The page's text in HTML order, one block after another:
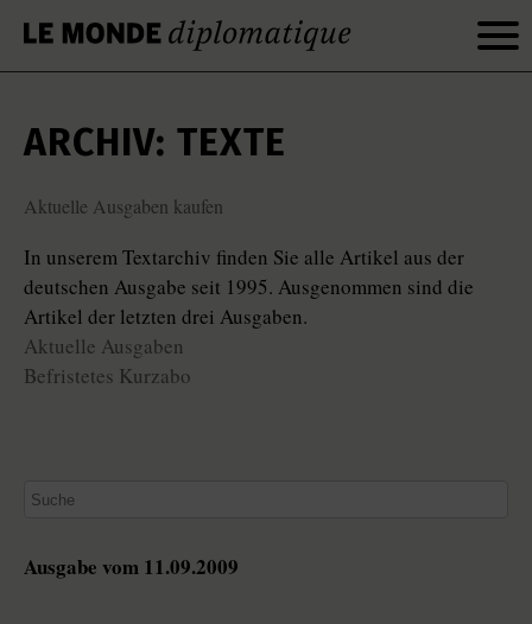
ARCHIV: TEXTE
Aktuelle Ausgaben kaufen
In unserem Textarchiv finden Sie alle Artikel aus der
deutschen Ausgabe seit 1995. Ausgenommen sind die
Artikel der letzten drei Ausgaben.
Aktuelle Ausgaben
Befristetes Kurzabo
Ausgabe vom 11.09.2009